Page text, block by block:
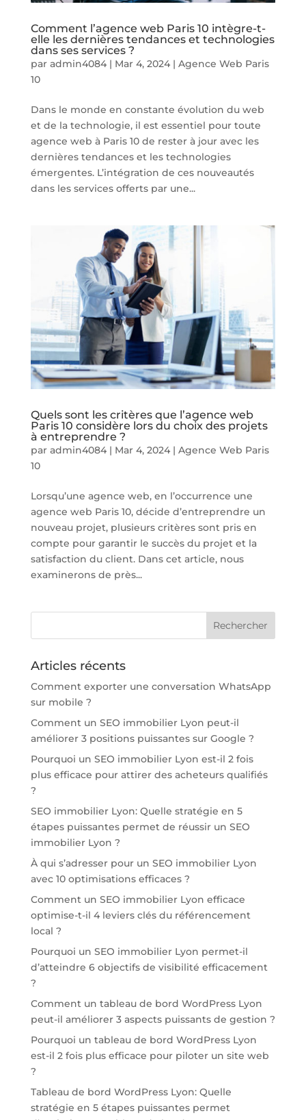
Comment l’agence web Paris 10 intègre-t-
elle les dernières tendances et technologies
dans ses services ?
par admin4084| Mar 4, 2024| Agence Web Paris
10
Dans le monde en constante évolution du web
et de la technologie, il est essentiel pour toute
agence web à Paris 10 de rester à jour avec les
dernières tendances et les technologies
émergentes. L’intégration de ces nouveautés
dans les services offerts par une...
Quels sont les critères que l’agence web
Paris 10 considère lors du choix des projets
à entreprendre ?
par admin4084| Mar 4, 2024| Agence Web Paris
10
Lorsqu’une agence web, en l’occurrence une
agence web Paris 10, décide d’entreprendre un
nouveau projet, plusieurs critères sont pris en
compte pour garantir le succès du projet et la
satisfaction du client. Dans cet article, nous
examinerons de près...
Articles récents
Comment exporter une conversation WhatsApp
sur mobile ?
Comment un SEO immobilier Lyon peut-il
améliorer 3 positions puissantes sur Google ?
Pourquoi un SEO immobilier Lyon est-il 2 fois
plus efficace pour attirer des acheteurs qualifiés
?
SEO immobilier Lyon: Quelle stratégie en 5
étapes puissantes permet de réussir un SEO
immobilier Lyon ?
À qui s’adresser pour un SEO immobilier Lyon
avec 10 optimisations efficaces ?
Comment un SEO immobilier Lyon efficace
optimise-t-il 4 leviers clés du référencement
local ?
Pourquoi un SEO immobilier Lyon permet-il
d’atteindre 6 objectifs de visibilité efficacement
?
Comment un tableau de bord WordPress Lyon
peut-il améliorer 3 aspects puissants de gestion ?
Pourquoi un tableau de bord WordPress Lyon
est-il 2 fois plus efficace pour piloter un site web
?
Tableau de bord WordPress Lyon: Quelle
stratégie en 5 étapes puissantes permet